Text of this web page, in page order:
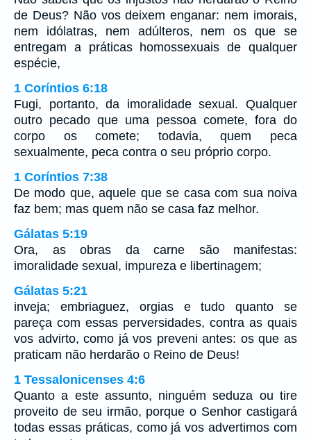
de Deus? Não vos deixem enganar: nem imorais,
nem idólatras, nem adúlteros, nem os que se
entregam a práticas homossexuais de qualquer
espécie,
1 Coríntios 6:18
Fugi, portanto, da imoralidade sexual. Qualquer
outro pecado que uma pessoa comete, fora do
corpo os comete; todavia, quem peca
sexualmente, peca contra o seu próprio corpo.
1 Coríntios 7:38
De modo que, aquele que se casa com sua noiva
faz bem; mas quem não se casa faz melhor.
Gálatas 5:19
Ora, as obras da carne são manifestas:
imoralidade sexual, impureza e libertinagem;
Gálatas 5:21
inveja; embriaguez, orgias e tudo quanto se
pareça com essas perversidades, contra as quais
vos advirto, como já vos preveni antes: os que as
praticam não herdarão o Reino de Deus!
1 Tessalonicenses 4:6
Quanto a este assunto, ninguém seduza ou tire
proveito de seu irmão, porque o Senhor castigará
todas essas práticas, como já vos advertimos com